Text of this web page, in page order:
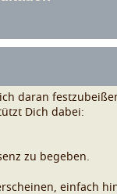
daran
Dich dabei:
zu begeben.
einfach